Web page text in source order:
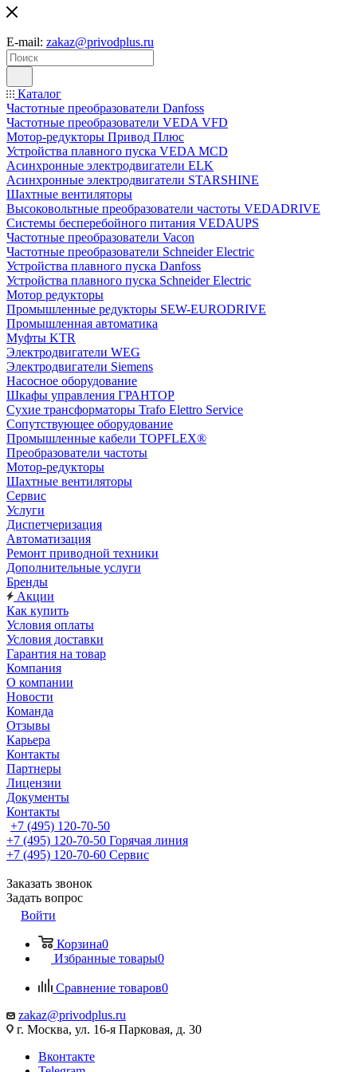
E-mail: zakaz@privodplus.ru
Каталог
Частотные преобразователи Danfoss
Частотные преобразователи VEDA VFD
Мотор-редукторы Привод Плюс
Устройства плавного пуска VEDA MCD
Асинхронные электродвигатели ELK
Асинхронные электродвигатели STARSHINE
Шахтные вентиляторы
Высоковольтные преобразователи частоты VEDADRIVE
Системы бесперебойного питания VEDAUPS
Частотные преобразователи Vacon
Частотные преобразователи Schneider Electric
Устройства плавного пуска Danfoss
Устройства плавного пуска Schneider Electric
Мотор редукторы
Промышленные редукторы SEW-EURODRIVE
Промышленная автоматика
Муфты KTR
Электродвигатели WEG
Электродвигатели Siemens
Насосное оборудование
Шкафы управления ГРАНТОР
Сухие трансформаторы Trafo Elettro Service
Сопутствующее оборудование
Промышленные кабели TOPFLEX®
Преобразователи частоты
Мотор-редукторы
Шахтные вентиляторы
Сервис
Услуги
Диспетчеризация
Автоматизация
Ремонт приводной техники
Дополнительные услуги
Бренды
Акции
Как купить
Условия оплаты
Условия доставки
Гарантия на товар
Компания
О компании
Новости
Команда
Отзывы
Карьера
Контакты
Партнеры
Лицензии
Документы
Контакты
+7 (495) 120-70-50
+7 (495) 120-70-50 Горячая линия
+7 (495) 120-70-60 Сервис
Заказать звонок
Задать вопрос
Войти
Корзина0
Избранные товары0
Сравнение товаров0
zakaz@privodplus.ru
г. Москва, ул. 16-я Парковая, д. 30
Вконтакте